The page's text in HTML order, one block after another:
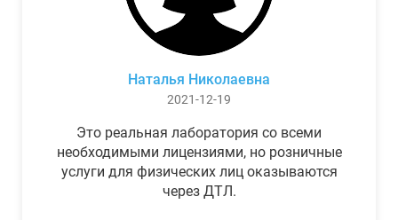
Наталья Николаевна
2021-12-19
Это реальная лаборатория со всеми
необходимыми лицензиями, но розничные
услуги для физических лиц оказываются
через ДТЛ.